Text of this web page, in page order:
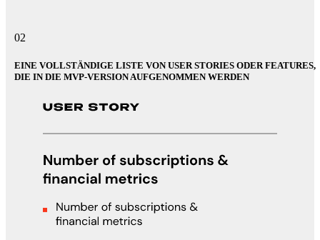
02
EINE VOLLSTÄNDIGE LISTE VON USER STORIES ODER FEATURES,
DIE IN DIE MVP-VERSION AUFGENOMMEN WERDEN